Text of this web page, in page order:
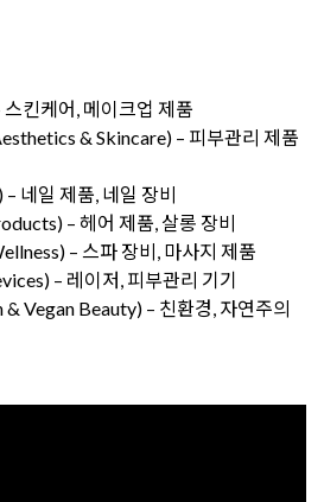
킨케어, 메이크업 제품
& Skincare) – 피부관리 제품
네일 제품, 네일 장비
– 헤어 제품, 살롱 장비
– 스파 장비, 마사지 제품
– 레이저, 피부관리 기기
& Vegan Beauty) – 친환경, 자연주의